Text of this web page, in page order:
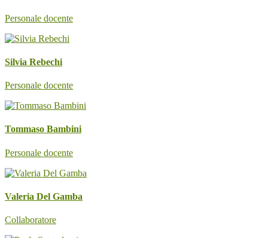
Personale docente
Silvia Rebechi
Personale docente
Tommaso Bambini
Personale docente
Valeria Del Gamba
Collaboratore